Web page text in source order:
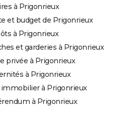
à Prigonrieux
et budget de Prigonrieux
à Prigonrieux
et garderies à Prigonrieux
privée à Prigonrieux
à Prigonrieux
immobilier à Prigonrieux
à Prigonrieux